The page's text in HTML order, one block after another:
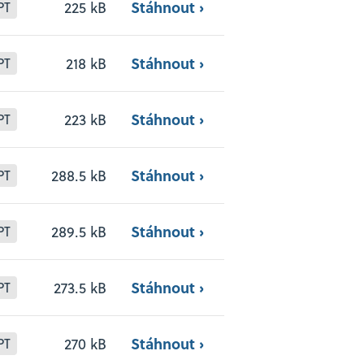
225 kB Stáhnout ›
218 kB Stáhnout ›
223 kB Stáhnout ›
288.5 kB Stáhnout ›
289.5 kB Stáhnout ›
273.5 kB Stáhnout ›
270 kB Stáhnout ›